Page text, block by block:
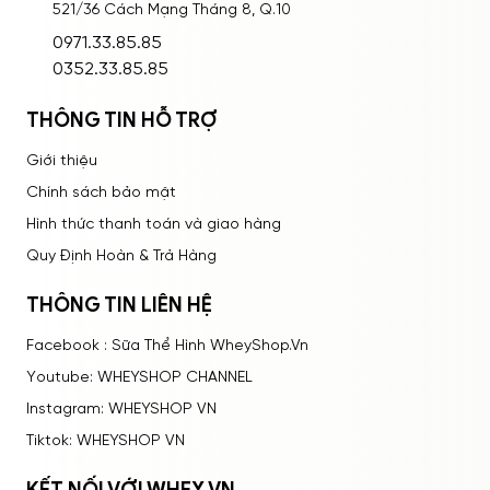
521/36 Cách Mạng Tháng 8, Q.10
0971.33.85.85
0352.33.85.85
THÔNG TIN HỖ TRỢ
Giới thiệu
Chính sách bảo mật
Hình thức thanh toán và giao hàng
Quy Định Hoàn & Trả Hàng
THÔNG TIN LIÊN HỆ
Facebook : Sữa Thể Hình WheyShop.Vn
Youtube: WHEYSHOP CHANNEL
Instagram: WHEYSHOP VN
Tiktok: WHEYSHOP VN